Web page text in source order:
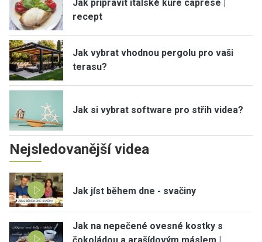
Jak připravit italské kuře caprese |
recept
Jak vybrat vhodnou pergolu pro vaši
terasu?
Jak si vybrat software pro střih videa?
Nejsledovanější videa
Jak jíst během dne - svačiny
Jak na nepečené ovesné kostky s